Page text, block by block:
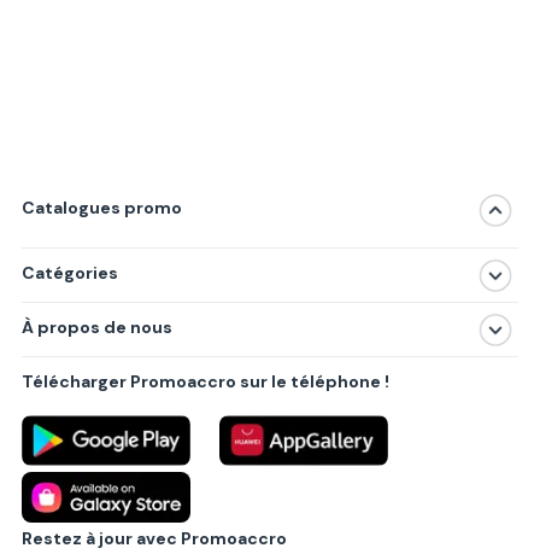
Catalogues promo
Catégories
Produits
Villes principales
À propos de nous
Politique de confidentialité
Règlements
Partenariat B2B
Blog
Contact
Télécharger Promoaccro sur le téléphone !
Restez à jour avec Promoaccro